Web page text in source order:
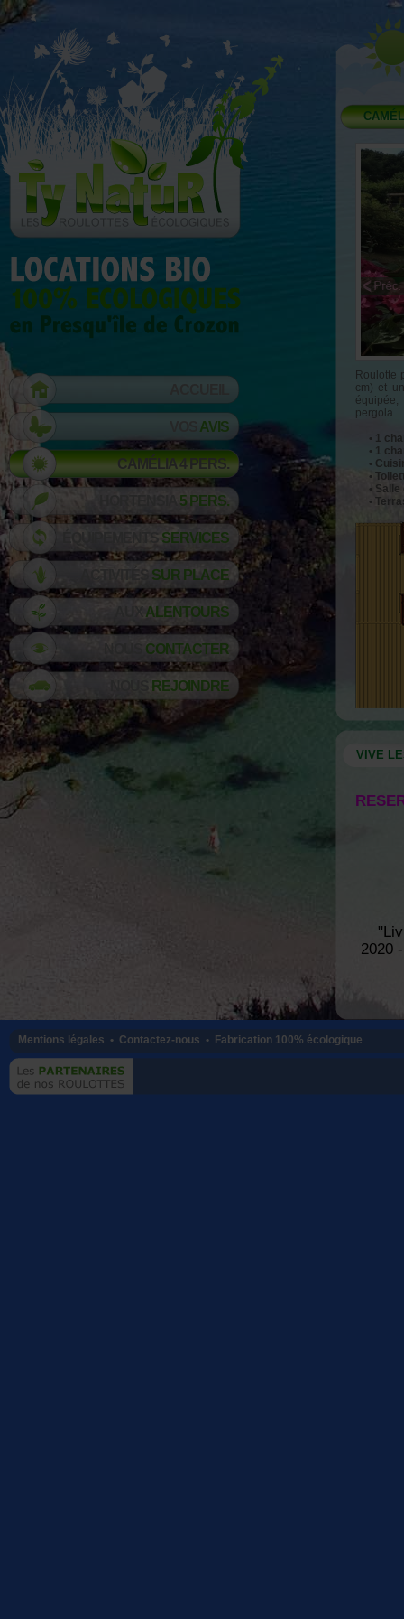
AVIS
CAMÉLIA4 PERS.
5 PERS.
ÉQUIPEMENTS SERVICES
ACTIVITÉS SUR PLACE
ALENTOURS
NOUS CONTACTER
REJOINDRE
Roulotte
cm) et
équipée,
pergola.
• 1
• 1
•
•
• Salle
•
VIVE
2020
Mentions légales • Contactez-nous • Fabrication 100% écologique